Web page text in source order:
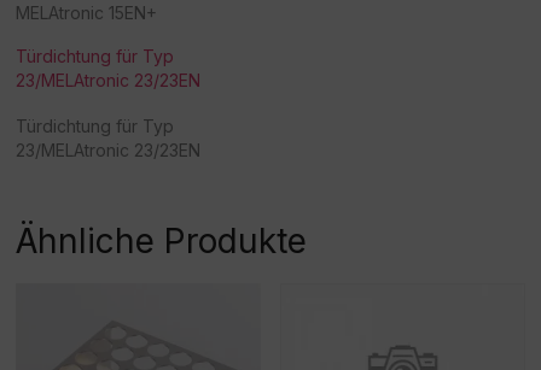
MELAtronic 15EN+
Türdichtung für Typ
23/MELAtronic 23/23EN
Türdichtung für Typ
23/MELAtronic 23/23EN
Ähnliche Produkte